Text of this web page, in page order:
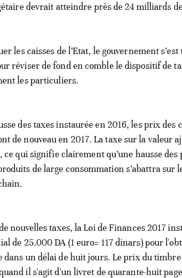
devrait atteindre près de 24 milliards
les caisses de l’Etat, le gouvernement
réviser de fond en comble le dispositif de
les particuliers.
des taxes instaurée en 2016, les prix des
de nouveau en 2017. La taxe sur la valeur
ce qui signifie clairement qu’une hausse
de large consommation s’abattra sur
nouvelles taxes, la Loi de Finances 2017
de 25.000 DA (1 euro= 117 dinars) pour
dans un délai de huit jours. Le prix du
il s'agit d'un livret de quarante-huit